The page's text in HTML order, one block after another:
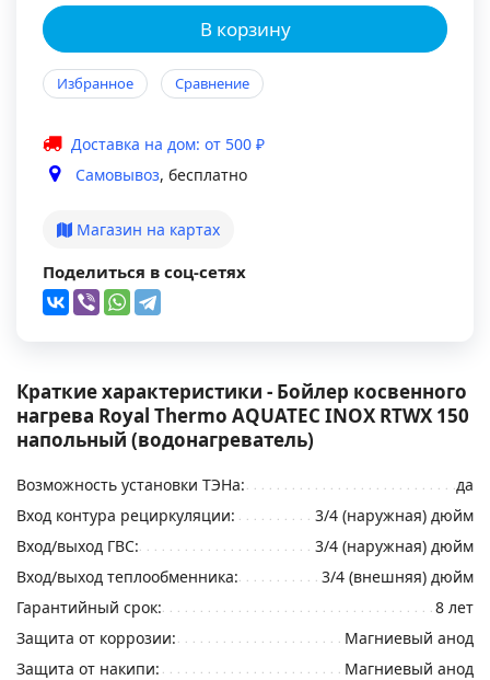
В корзину
Избранное Сравнение
Доставка на дом: от 500 ₽
Самовывоз, бесплатно
Магазин на картах
Поделиться в соц-сетях
Краткие характеристики - Бойлер косвенного
нагрева Royal Thermo AQUATEC INOX RTWX 150
напольный (водонагреватель)
Возможность установки ТЭНа:
да
Вход контура рециркуляции:
3/4 (наружная) дюйм
Вход/выход ГВС:
3/4 (наружная) дюйм
Вход/выход теплообменника:
3/4 (внешняя) дюйм
Гарантийный срок:
8 лет
Защита от коррозии:
Магниевый анод
Защита от накипи:
Магниевый анод